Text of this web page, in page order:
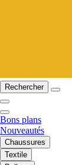
Rechercher
Bons plans
Nouveautés
Chaussures
Textile